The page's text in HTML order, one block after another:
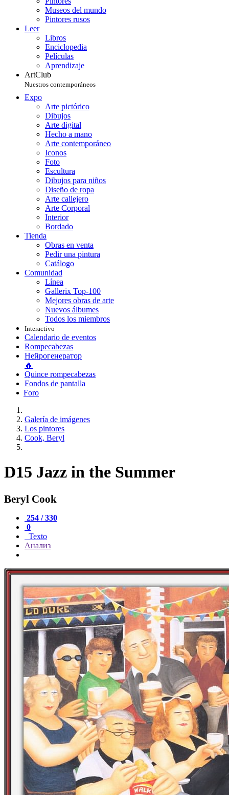
Museos del mundo
Pintores rusos
Leer
Libros
Enciclopedia
Películas
Aprendizaje
ArtClub
Nuestros contemporáneos
Expo
Arte pictórico
Dibujos
Arte digital
Hecho a mano
Arte contemporáneo
Iconos
Foto
Escultura
Dibujos para niños
Diseño de ropa
Arte callejero
Arte Corporal
Interior
Bordado
Tienda
Obras en venta
Pedir una pintura
Catálogo
Comunidad
Línea
Gallerix Top-100
Mejores obras de arte
Nuevos álbumes
Todos los miembros
Interactivo
Calendario de eventos
Rompecabezas
Нейрогенератор
🔥
Quince rompecabezas
Fondos de pantalla
Foro
Galería de imágenes
Los pintores
Cook, Beryl
D15 Jazz in the Summer
Beryl Cook
254 / 330
0
Texto
Анализ